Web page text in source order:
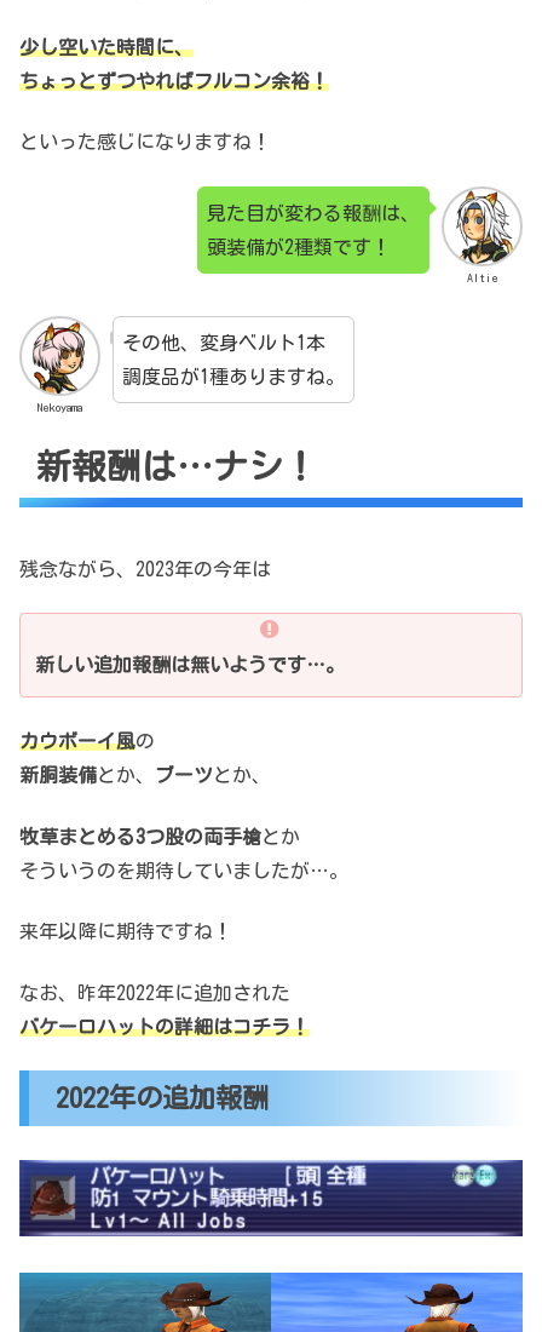
少し空いた時間に、
ちょっとずつやればフルコン余裕！
といった感じになりますね！
Altie
見た目が変わる報酬は、
頭装備が2種類です！
Nekoyama
その他、変身ベルト1本
調度品が1種ありますね。
新報酬は…ナシ！
残念ながら、2023年の今年は
新しい追加報酬は無いようです…。
カウボーイ風の
新胴装備とか、 ブーツとか、
牧草まとめる3つ股の両手槍とか
そういうのを期待していましたが…。
来年以降に期待ですね！
なお、昨年2022年に追加された
バケーロハットの詳細はコチラ！
2022年の追加報酬